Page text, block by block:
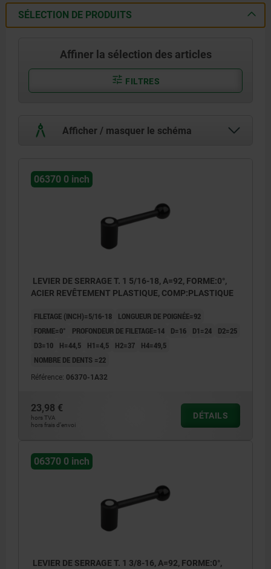
SÉLECTION DE PRODUITS
Affiner la sélection des articles
FILTRES
Afficher / masquer le schéma
06370 0 inch
LEVIER DE SERRAGE T. 1 5/16-18, A=92, FORME:0°,
ACIER REVÊTEMENT PLASTIQUE, COMP:PLASTIQUE
FILETAGE (INCH)=5/16-18
LONGUEUR DE POIGNÉE=92
FORME=0°
PROFONDEUR DE FILETAGE=14 D=16 D1=24
D2=25
D3=10
H=44,5 H1=4,5 H2=37
H4=49,5
NOMBRE DE DENTS =22
Référence: 06370-1A32
23,98 €
hors TVA
hors frais d’envoi
DÉTAILS
06370 0 inch
LEVIER DE SERRAGE T. 1 3/8-16, A=92, FORME:0°,